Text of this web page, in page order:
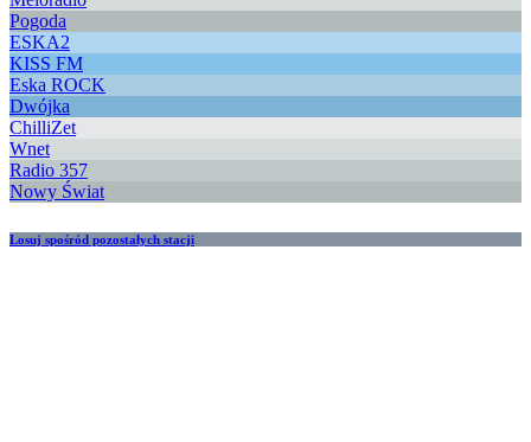
Pogoda
ESKA2
KISS FM
Eska ROCK
Dwójka
ChilliZet
Wnet
Radio 357
Nowy Świat
Losuj spośród pozostałych stacji